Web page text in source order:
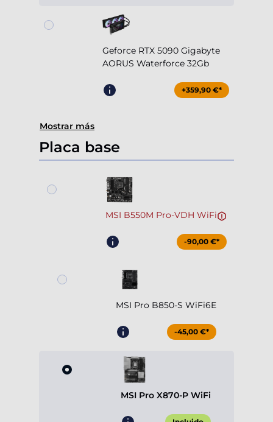
Geforce RTX 5090 Gigabyte
AORUS Waterforce 32Gb
+359,90 €*
Mostrar más
Placa base
MSI B550M Pro-VDH WiFi
-90,00 €*
MSI Pro B850-S WiFi6E
-45,00 €*
MSI Pro X870-P WiFi